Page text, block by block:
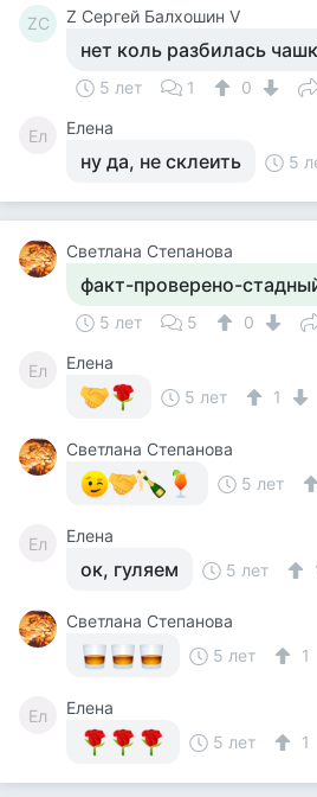
ZС Z Сергей Балхошин V
нет коль разбилась
5 лет 1 0
Ел Елена
ну да, не склеить 5
Светлана Степанова
факт-проверено-
5 лет 5 0
Ел
Елена
5 лет
1
Светлана Степанова
5 лет
Ел Елена
ок, гуляем 5 лет
Светлана Степанова
5 лет
1
Ел
Елена
5 лет
1